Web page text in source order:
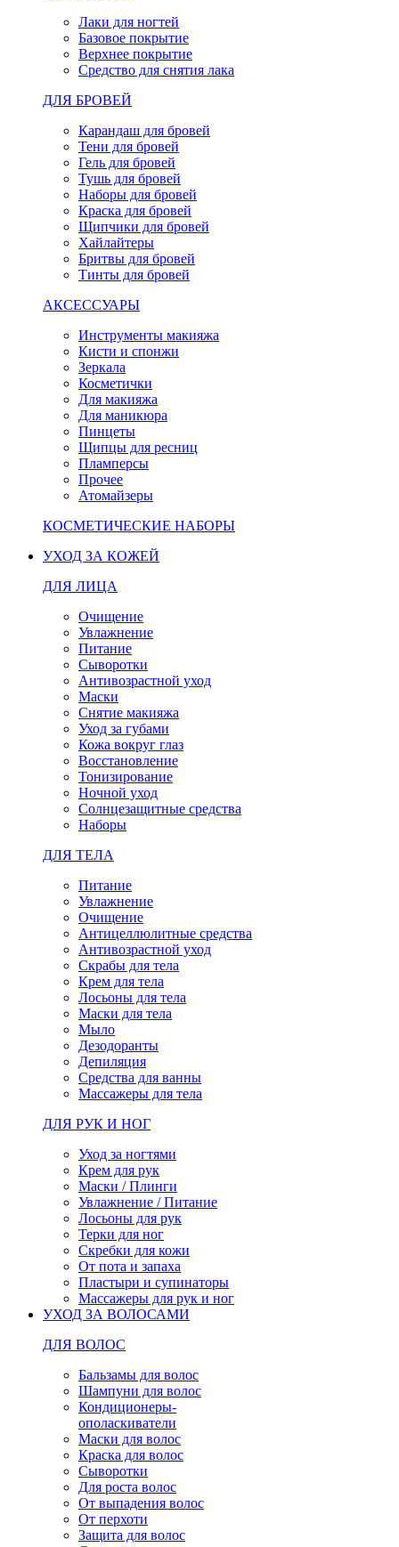
Лаки для ногтей
Базовое покрытие
Верхнее покрытие
Средство для снятия лака
ДЛЯ БРОВЕЙ
Карандаш для бровей
Тени для бровей
Гель для бровей
Тушь для бровей
Наборы для бровей
Краска для бровей
Щипчики для бровей
Хайлайтеры
Бритвы для бровей
Тинты для бровей
АКСЕССУАРЫ
Инструменты макияжа
Кисти и спонжи
Зеркала
Косметички
Для макияжа
Для маникюра
Пинцеты
Щипцы для ресниц
Пламперсы
Прочее
Атомайзеры
КОСМЕТИЧЕСКИЕ НАБОРЫ
УХОД ЗА КОЖЕЙ
ДЛЯ ЛИЦА
Очищение
Увлажнение
Питание
Сыворотки
Антивозрастной уход
Маски
Снятие макияжа
Уход за губами
Кожа вокруг глаз
Восстановление
Тонизирование
Ночной уход
Солнцезащитные средства
Наборы
ДЛЯ ТЕЛА
Питание
Увлажнение
Очищение
Антицеллюлитные средства
Антивозрастной уход
Скрабы для тела
Крем для тела
Лосьоны для тела
Маски для тела
Мыло
Дезодоранты
Депиляция
Средства для ванны
Массажеры для тела
ДЛЯ РУК И НОГ
Уход за ногтями
Крем для рук
Маски / Плинги
Увлажнение / Питание
Лосьоны для рук
Терки для ног
Скребки для кожи
От пота и запаха
Пластыри и супинаторы
Массажеры для рук и ног
УХОД ЗА ВОЛОСАМИ
ДЛЯ ВОЛОС
Бальзамы для волос
Шампуни для волос
Кондиционеры-
ополаскиватели
Маски для волос
Краска для волос
Сыворотки
Для роста волос
От выпадения волос
От перхоти
Защита для волос